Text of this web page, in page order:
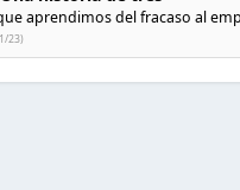
aprendimos del fracaso al
23)